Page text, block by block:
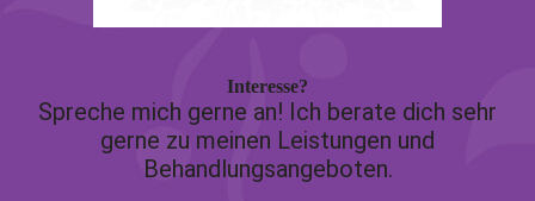
Interesse?
Spreche mich gerne an! Ich berate dich sehr
gerne zu meinen Leistungen und
Behandlungsangeboten.